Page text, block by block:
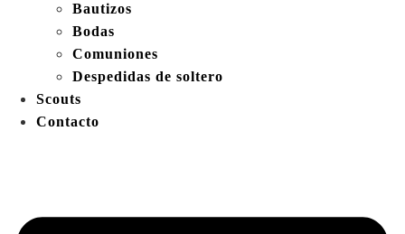
Bautizos
Bodas
Comuniones
Despedidas de soltero
Scouts
Contacto